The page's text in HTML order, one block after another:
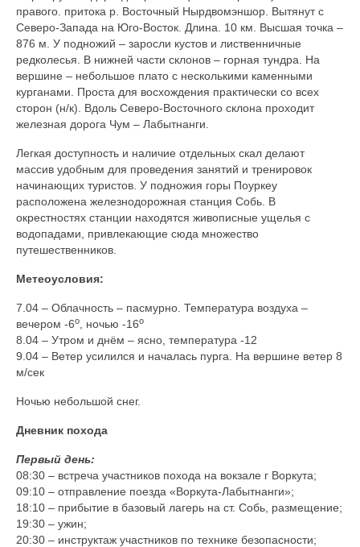
правого. притока р. Восточный Нырдвомэншор. Вытянут с
Северо-Запада на Юго-Восток. Длина. 10 км. Высшая точка –
876 м. У подножий – заросли кустов и лиственничные
редколесья. В нижней части склонов – горная тундра. На
вершине – небольшое плато с несколькими каменными
курганами. Проста для восхождения практически со всех
сторон (н/к). Вдоль Северо-Восточного склона проходит
железная дорога Чум – Лабытнанги.
Легкая доступность и наличие отдельных скал делают
массив удобным для проведения занятий и тренировок
начинающих туристов. У подножия горы Поуркеу
расположена железнодорожная станция Собь. В
окрестностях станции находятся живописные ущелья с
водопадами, привлекающие сюда множество
путешественников.
Метеоусловия:
7.04 – Облачность – пасмурно. Температура воздуха –
вечером -6о , ночью -16о
8.04 – Утром и днём – ясно, температура -12
9.04 – Ветер усилился и началась пурга. На вершине ветер 8
м/сек
Ночью небольшой снег.
Дневник похода
Первый день:
08:30 – встреча участников похода на вокзале г Воркута;
09:10 – отправление поезда «Воркута-Лабытнанги»;
18:10 – прибытие в базовый лагерь на ст. Собь, размещение;
19:30 – ужин;
20:30 – инструктаж участников по технике безопасности;